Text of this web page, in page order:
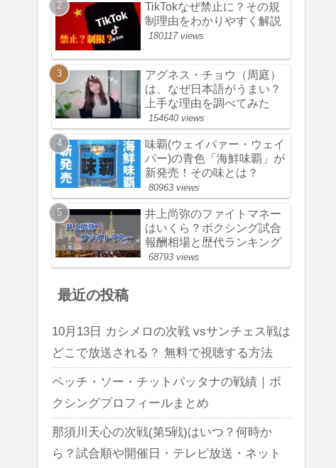
TikTokなぜ禁止に？その規
制理由をわかりやすく解説
180117 views
アグネス・チョウ（周庭）
は、なぜ日本語がうまい？
上手な理由を調べてみた
154640 views
味覇(ウェイパァー・ウェイ
パー)の青色「海鮮味覇」が
新発売！その味とは？
80963 views
井上尚弥のファイトマネー
はいくら？ボクシング試合
報酬相場と歴代ランキング
68793 views
最近の投稿
10月13日 カシメロの次戦 vsサンチェス戦は
どこで放送される？ 無料で視聴する方法
ペッチ・ソー・チットパッタナの戦績｜ボ
クシングプロフィールまとめ
那須川天心の次戦(第5戦)はいつ？何時か
ら？試合順や開催日・テレビ放送・ネット